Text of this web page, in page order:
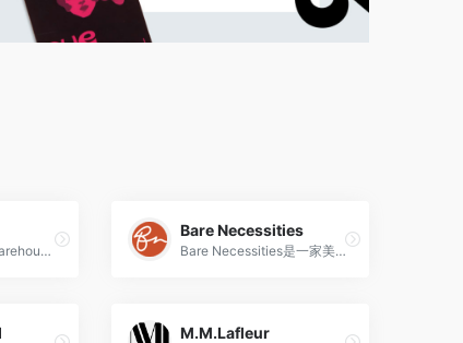
澳洲cw,chemist warehouse,海淘保健品网站,直邮,支付宝
Bare Necessities
Bare Necessities是一家美国知名的内衣品牌零售商，以提供各种类型、尺寸和风格的舒适内衣、泳装和睡衣而闻名。
M.M.Lafleur